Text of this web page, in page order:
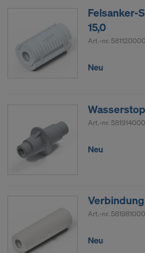
Felsanker-
15,0
Art.-nr. 581120000
Neu
Art.-nr. 581914000
Neu
Art.-nr. 581981000
Neu